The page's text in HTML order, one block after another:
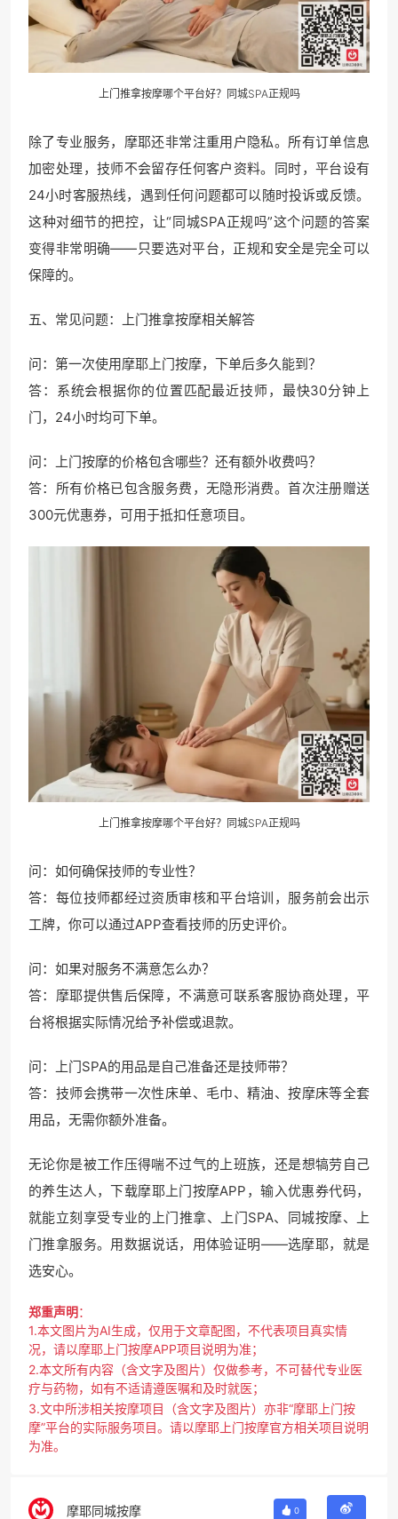
上门推拿按摩哪个平台好？同城SPA正规吗
除了专业服务，摩耶还非常注重用户隐私。所有订单信息
加密处理，技师不会留存任何客户资料。同时，平台设有
24小时客服热线，遇到任何问题都可以随时投诉或反馈。
这种对细节的把控，让“同城SPA正规吗”这个问题的答案
变得非常明确——只要选对平台，正规和安全是完全可以
保障的。
五、常见问题：上门推拿按摩相关解答
问：第一次使用摩耶上门按摩，下单后多久能到？
答：系统会根据你的位置匹配最近技师，最快30分钟上
门，24小时均可下单。
问：上门按摩的价格包含哪些？还有额外收费吗？
答：所有价格已包含服务费，无隐形消费。首次注册赠送
300元优惠券，可用于抵扣任意项目。
上门推拿按摩哪个平台好？同城SPA正规吗
问：如何确保技师的专业性？
答：每位技师都经过资质审核和平台培训，服务前会出示
工牌，你可以通过APP查看技师的历史评价。
问：如果对服务不满意怎么办？
答：摩耶提供售后保障，不满意可联系客服协商处理，平
台将根据实际情况给予补偿或退款。
问：上门SPA的用品是自己准备还是技师带？
答：技师会携带一次性床单、毛巾、精油、按摩床等全套
用品，无需你额外准备。
无论你是被工作压得喘不过气的上班族，还是想犒劳自己
的养生达人，下载摩耶上门按摩APP，输入优惠券代码，
就能立刻享受专业的上门推拿、上门SPA、同城按摩、上
门推拿服务。用数据说话，用体验证明——选摩耶，就是
选安心。
郑重声明：
1.本文图片为AI生成，仅用于文章配图，不代表项目真实情
况，请以摩耶上门按摩APP项目说明为准；
2.本文所有内容（含文字及图片）仅做参考，不可替代专业医
疗与药物，如有不适请遵医嘱和及时就医；
3.文中所涉相关按摩项目（含文字及图片）亦非“摩耶上门按
摩”平台的实际服务项目。请以摩耶上门按摩官方相关项目说明
为准。
摩耶同城按摩 0